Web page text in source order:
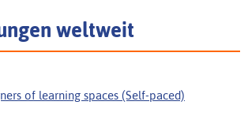
weltweit
of learning spaces (Self-paced)